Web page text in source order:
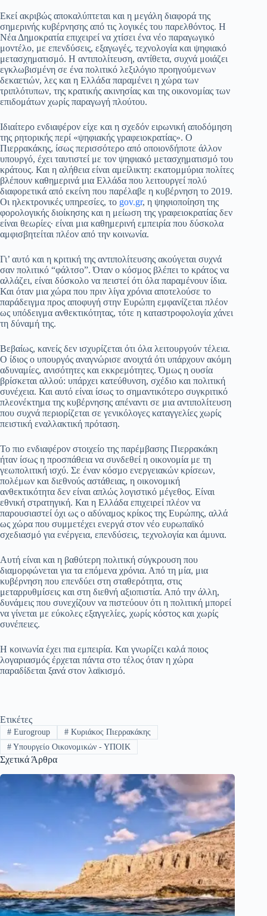
Εκεί ακριβώς αποκαλύπτεται και η μεγάλη διαφορά της
σημερινής κυβέρνησης από τις λογικές του παρελθόντος. Η
Νέα Δημοκρατία επιχειρεί να χτίσει ένα νέο παραγωγικό
μοντέλο, με επενδύσεις, εξαγωγές, τεχνολογία και ψηφιακό
μετασχηματισμό. Η αντιπολίτευση, αντίθετα, συχνά μοιάζει
εγκλωβισμένη σε ένα πολιτικό λεξιλόγιο προηγούμενων
δεκαετιών, λες και η Ελλάδα παραμένει η χώρα των
τριπλότυπων, της κρατικής ακινησίας και της οικονομίας των
επιδομάτων χωρίς παραγωγή πλούτου.
Ιδιαίτερο ενδιαφέρον είχε και η σχεδόν ειρωνική αποδόμηση
της ρητορικής περί «ψηφιακής γραφειοκρατίας». Ο
Πιερρακάκης, ίσως περισσότερο από οποιονδήποτε άλλον
υπουργό, έχει ταυτιστεί με τον ψηφιακό μετασχηματισμό του
κράτους. Και η αλήθεια είναι αμείλικτη: εκατομμύρια πολίτες
βλέπουν καθημερινά μια Ελλάδα που λειτουργεί πολύ
διαφορετικά από εκείνη που παρέλαβε η κυβέρνηση το 2019.
Οι ηλεκτρονικές υπηρεσίες, το gov.gr, η ψηφιοποίηση της
φορολογικής διοίκησης και η μείωση της γραφειοκρατίας δεν
είναι θεωρίες· είναι μια καθημερινή εμπειρία που δύσκολα
αμφισβητείται πλέον από την κοινωνία.
Γι’ αυτό και η κριτική της αντιπολίτευσης ακούγεται συχνά
σαν πολιτικό “φάλτσο”. Όταν ο κόσμος βλέπει το κράτος να
αλλάζει, είναι δύσκολο να πειστεί ότι όλα παραμένουν ίδια.
Και όταν μια χώρα που πριν λίγα χρόνια αποτελούσε το
παράδειγμα προς αποφυγή στην Ευρώπη εμφανίζεται πλέον
ως υπόδειγμα ανθεκτικότητας, τότε η καταστροφολογία χάνει
τη δύναμή της.
Βεβαίως, κανείς δεν ισχυρίζεται ότι όλα λειτουργούν τέλεια.
Ο ίδιος ο υπουργός αναγνώρισε ανοιχτά ότι υπάρχουν ακόμη
αδυναμίες, ανισότητες και εκκρεμότητες. Όμως η ουσία
βρίσκεται αλλού: υπάρχει κατεύθυνση, σχέδιο και πολιτική
συνέχεια. Και αυτό είναι ίσως το σημαντικότερο συγκριτικό
πλεονέκτημα της κυβέρνησης απέναντι σε μια αντιπολίτευση
που συχνά περιορίζεται σε γενικόλογες καταγγελίες χωρίς
πειστική εναλλακτική πρόταση.
Το πιο ενδιαφέρον στοιχείο της παρέμβασης Πιερρακάκη
ήταν ίσως η προσπάθεια να συνδεθεί η οικονομία με τη
γεωπολιτική ισχύ. Σε έναν κόσμο ενεργειακών κρίσεων,
πολέμων και διεθνούς αστάθειας, η οικονομική
ανθεκτικότητα δεν είναι απλώς λογιστικό μέγεθος. Είναι
εθνική στρατηγική. Και η Ελλάδα επιχειρεί πλέον να
παρουσιαστεί όχι ως ο αδύναμος κρίκος της Ευρώπης, αλλά
ως χώρα που συμμετέχει ενεργά στον νέο ευρωπαϊκό
σχεδιασμό για ενέργεια, επενδύσεις, τεχνολογία και άμυνα.
Αυτή είναι και η βαθύτερη πολιτική σύγκρουση που
διαμορφώνεται για τα επόμενα χρόνια. Από τη μία, μια
κυβέρνηση που επενδύει στη σταθερότητα, στις
μεταρρυθμίσεις και στη διεθνή αξιοπιστία. Από την άλλη,
δυνάμεις που συνεχίζουν να πιστεύουν ότι η πολιτική μπορεί
να γίνεται με εύκολες εξαγγελίες, χωρίς κόστος και χωρίς
συνέπειες.
Η κοινωνία έχει πια εμπειρία. Και γνωρίζει καλά ποιος
λογαριασμός έρχεται πάντα στο τέλος όταν η χώρα
παραδίδεται ξανά στον λαϊκισμό.
Ετικέτες
#Eurogroup #Κυριάκος Πιερρακάκης
#Υπουργείο Οικονομικών - ΥΠΟΙΚ
Σχετικά Άρθρα